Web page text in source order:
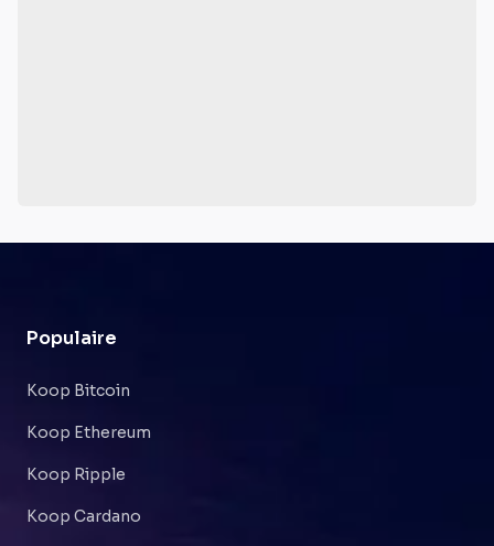
Populaire
Koop Bitcoin
Koop Ethereum
Koop Ripple
Koop Cardano